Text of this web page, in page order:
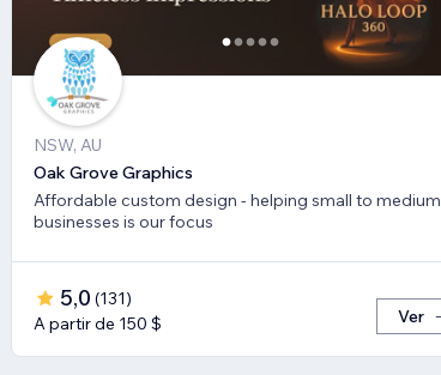
NSW, AU
Oak Grove Graphics
Affordable custom design - helping small to medium
businesses is our focus
5,0 (131)
A partir de 150 $
Ver